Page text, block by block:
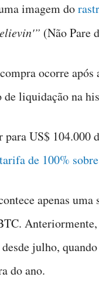
imagem do
(Não Pare
ocorre
liquidação na
US$ 104.000
tarifa de 100%
apenas
desde julho,
do ano.